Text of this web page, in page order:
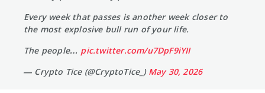
Every week that passes is another week closer to
the most explosive bull run of your life.
The people… pic.twitter.com/u7DpF9iYII
— Crypto Tice (@CryptoTice_) May 30, 2026